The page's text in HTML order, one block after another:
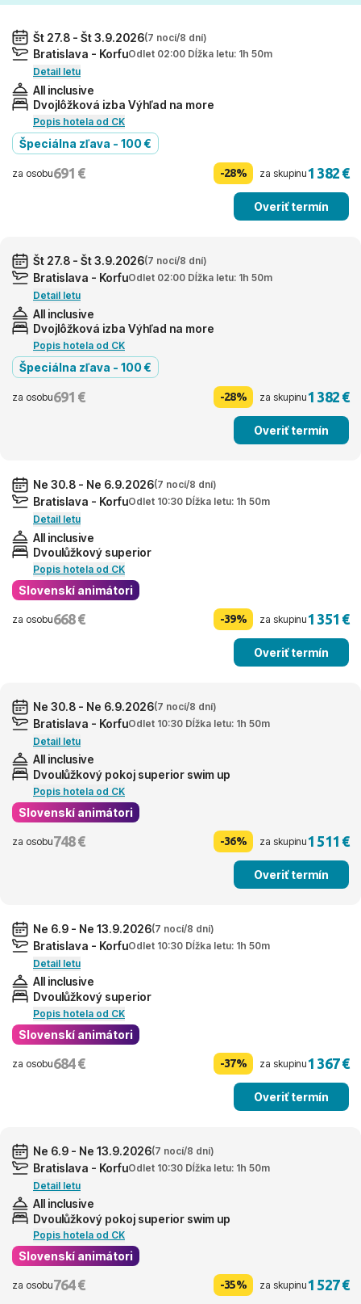
Št 27.8 - Št 3.9.2026(7 nocí/8 dní)
Bratislava - KorfuOdlet 02:00 Dĺžka letu: 1h 50m
Detail letu
All inclusive
Dvojlôžková izba Výhľad na more
Popis hotela od CK
Špeciálna zľava - 100 €
za osobu691 € -28% za skupinu1 382 €
Overiť termín
Št 27.8 - Št 3.9.2026(7 nocí/8 dní)
Bratislava - KorfuOdlet 02:00 Dĺžka letu: 1h 50m
Detail letu
All inclusive
Dvojlôžková izba Výhľad na more
Popis hotela od CK
Špeciálna zľava - 100 €
za osobu691 € -28% za skupinu1 382 €
Overiť termín
Ne 30.8 - Ne 6.9.2026(7 nocí/8 dní)
Bratislava - KorfuOdlet 10:30 Dĺžka letu: 1h 50m
Detail letu
All inclusive
Dvoulůžkový superior
Popis hotela od CK
Slovenskí animátori
za osobu668 € -39% za skupinu1 351 €
Overiť termín
Ne 30.8 - Ne 6.9.2026(7 nocí/8 dní)
Bratislava - KorfuOdlet 10:30 Dĺžka letu: 1h 50m
Detail letu
All inclusive
Dvoulůžkový pokoj superior swim up
Popis hotela od CK
Slovenskí animátori
za osobu748 € -36% za skupinu1 511 €
Overiť termín
Ne 6.9 - Ne 13.9.2026(7 nocí/8 dní)
Bratislava - KorfuOdlet 10:30 Dĺžka letu: 1h 50m
Detail letu
All inclusive
Dvoulůžkový superior
Popis hotela od CK
Slovenskí animátori
za osobu684 € -37% za skupinu1 367 €
Overiť termín
Ne 6.9 - Ne 13.9.2026(7 nocí/8 dní)
Bratislava - KorfuOdlet 10:30 Dĺžka letu: 1h 50m
Detail letu
All inclusive
Dvoulůžkový pokoj superior swim up
Popis hotela od CK
Slovenskí animátori
za osobu764 € -35% za skupinu1 527 €